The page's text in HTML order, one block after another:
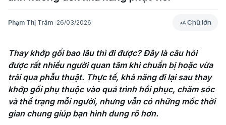
Phạm Thị Trâm 26/03/2026 Chữ lớn
Chữ lớn
Thay khớp gối bao lâu thì đi được? Đây là câu hỏi
được rất nhiều người quan tâm khi chuẩn bị hoặc vừa
trải qua phẫu thuật. Thực tế, khả năng đi lại sau thay
khớp gối phụ thuộc vào quá trình hồi phục, chăm sóc
và thể trạng mỗi người, nhưng vẫn có những mốc thời
gian chung giúp bạn hình dung rõ hơn.